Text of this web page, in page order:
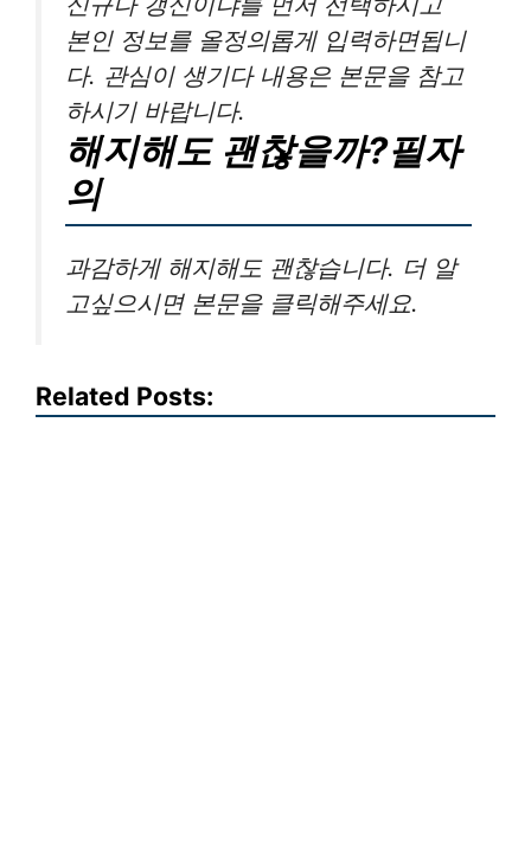
본인 정보를 올정의롭게 입력하면됩니
다. 관심이 생기다 내용은 본문을 참고
하시기 바랍니다.
해지해도 괜찮을까?필자
의
과감하게 해지해도 괜찮습니다. 더 알
고싶으시면 본문을 클릭해주세요.
Related Posts: